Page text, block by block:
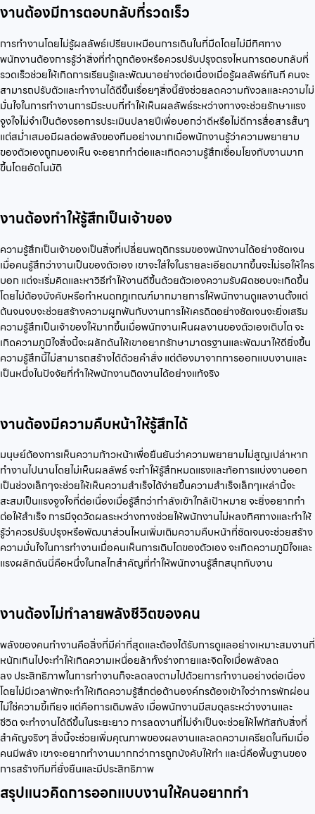
งานต้องมีการตอบกลับที่รวดเร็ว
การทำงานโดยไม่รู้ผลลัพธ์เปรียบเหมือนการเดินในที่มืดโดยไม่มีทิศทาง
พนักงานต้องการรู้ว่าสิ่งที่ทำถูกต้องหรือควรปรับปรุงตรงไหนการตอบกลับที่
รวดเร็วช่วยให้เกิดการเรียนรู้และพัฒนาอย่างต่อเนื่องเมื่อรู้ผลลัพธ์ทันที คนจะ
สามารถปรับตัวและทำงานได้ดีขึ้นเรื่อยๆสิ่งนี้ยังช่วยลดความกังวลและความไม่
มั่นใจในการทำงานการมีระบบที่ทำให้เห็นผลลัพธ์ระหว่างทางจะช่วยรักษาแรง
จูงใจไม่จำเป็นต้องรอการประเมินปลายปีเพื่อบอกว่าดีหรือไม่ดีการสื่อสารสั้นๆ
แต่สม่ำเสมอมีผลต่อพลังของทีมอย่างมากเมื่อพนักงานรู้ว่าความพยายาม
ของตัวเองถูกมองเห็น จะอยากทำต่อและเกิดความรู้สึกเชื่อมโยงกับงานมาก
ขึ้นโดยอัตโนมัติ
งานต้องทำให้รู้สึกเป็นเจ้าของ
ความรู้สึกเป็นเจ้าของเป็นสิ่งที่เปลี่ยนพฤติกรรมของพนักงานได้อย่างชัดเจน
เมื่อคนรู้สึกว่างานเป็นของตัวเอง เขาจะใส่ใจในรายละเอียดมากขึ้นจะไม่รอให้ใคร
บอก แต่จะเริ่มคิดและหาวิธีทำให้งานดีขึ้นด้วยตัวเองความรับผิดชอบจะเกิดขึ้น
โดยไม่ต้องบังคับหรือกำหนดกฎเกณฑ์มากมายการให้พนักงานดูแลงานตั้งแต่
ต้นจนจบจะช่วยสร้างความผูกพันกับงานการให้เครดิตอย่างชัดเจนจะยิ่งเสริม
ความรู้สึกเป็นเจ้าของให้มากขึ้นเมื่อพนักงานเห็นผลงานของตัวเองเติบโต จะ
เกิดความภูมิใจสิ่งนี้จะผลักดันให้เขาอยากรักษามาตรฐานและพัฒนาให้ดียิ่งขึ้น
ความรู้สึกนี้ไม่สามารถสร้างได้ด้วยคำสั่ง แต่ต้องมาจากการออกแบบงานและ
เป็นหนึ่งในปัจจัยที่ทำให้พนักงานติดงานได้อย่างแท้จริง
งานต้องมีความคืบหน้าให้รู้สึกได้
มนุษย์ต้องการเห็นความก้าวหน้าเพื่อยืนยันว่าความพยายามไม่สูญเปล่าหาก
ทำงานไปนานโดยไม่เห็นผลลัพธ์ จะทำให้รู้สึกหมดแรงและท้อการแบ่งงานออก
เป็นช่วงเล็กๆจะช่วยให้เห็นความสำเร็จได้ง่ายขึ้นความสำเร็จเล็กๆเหล่านี้จะ
สะสมเป็นแรงจูงใจที่ต่อเนื่องเมื่อรู้สึกว่ากำลังเข้าใกล้เป้าหมาย จะยิ่งอยากทำ
ต่อให้สำเร็จ การมีจุดวัดผลระหว่างทางช่วยให้พนักงานไม่หลงทิศทางและทำให้
รู้ว่าควรปรับปรุงหรือพัฒนาส่วนไหนเพิ่มเติมความคืบหน้าที่ชัดเจนจะช่วยสร้าง
ความมั่นใจในการทำงานเมื่อคนเห็นการเติบโตของตัวเอง จะเกิดความภูมิใจและ
แรงผลักดันนี่คือหนึ่งในกลไกสำคัญที่ทำให้พนักงานรู้สึกสนุกกับงาน
งานต้องไม่ทำลายพลังชีวิตของคน
พลังของคนทำงานคือสิ่งที่มีค่าที่สุดและต้องได้รับการดูแลอย่างเหมาะสมงานที่
หนักเกินไปจะทำให้เกิดความเหนื่อยล้าทั้งร่างกายและจิตใจเมื่อพลังลด
ลง ประสิทธิภาพในการทำงานก็จะลดลงตามไปด้วยการทำงานอย่างต่อเนื่อง
โดยไม่มีเวลาพักจะทำให้เกิดความรู้สึกต่อต้านองค์กรต้องเข้าใจว่าการพักผ่อน
ไม่ใช่ความขี้เกียจ แต่คือการเติมพลัง เมื่อพนักงานมีสมดุลระหว่างงานและ
ชีวิต จะทำงานได้ดีขึ้นในระยะยาว การลดงานที่ไม่จำเป็นจะช่วยให้โฟกัสกับสิ่งที่
สำคัญจริงๆ สิ่งนี้จะช่วยเพิ่มคุณภาพของผลงานและลดความเครียดในทีมเมื่อ
คนมีพลัง เขาจะอยากทำงานมากกว่าการถูกบังคับให้ทำ และนี่คือพื้นฐานของ
การสร้างทีมที่ยั่งยืนและมีประสิทธิภาพ
สรุปแนวคิดการออกแบบงานให้คนอยากทำ